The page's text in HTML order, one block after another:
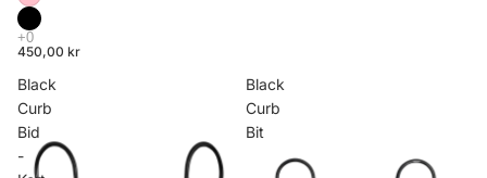
450,00 kr
Black
Curb
Bid
-
Black
Curb
Bit